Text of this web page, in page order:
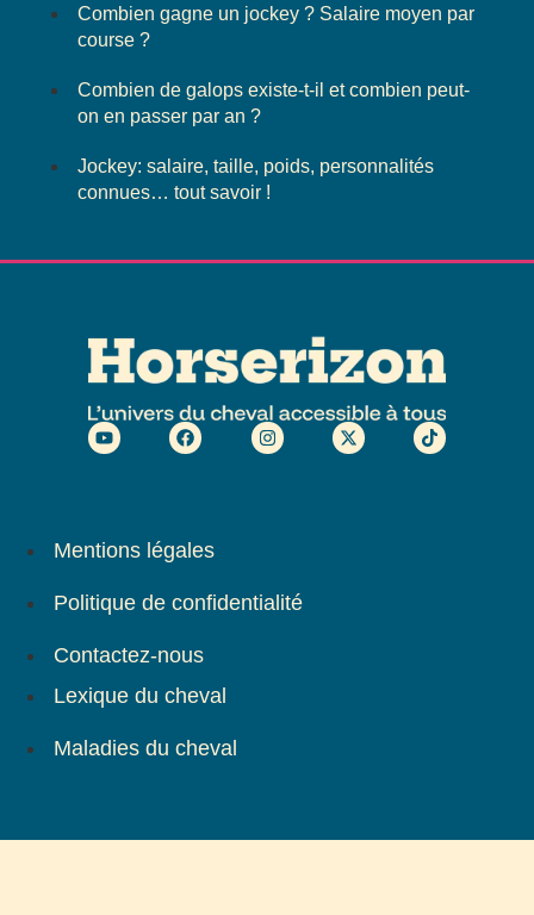
Combien gagne un jockey ? Salaire moyen par
course ?
Combien de galops existe-t-il et combien peut-
on en passer par an ?
Jockey: salaire, taille, poids, personnalités
connues… tout savoir !
Mentions légales
Politique de confidentialité
Contactez-nous
Lexique du cheval
Maladies du cheval